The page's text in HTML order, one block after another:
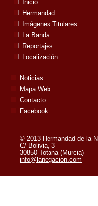
Inicio
Hermandad
Imágenes Titulares
La Banda
Reportajes
Localización
Noticias
Mapa Web
Contacto
Facebook
© 2013 Hermandad de la
C/ Bolivia, 3
30850 Totana (Murcia)
info@lanegacion.com